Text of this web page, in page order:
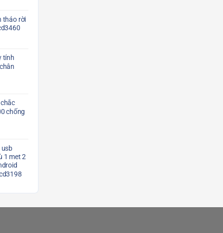
tháo rời
tính
chống
usb
1 met 2